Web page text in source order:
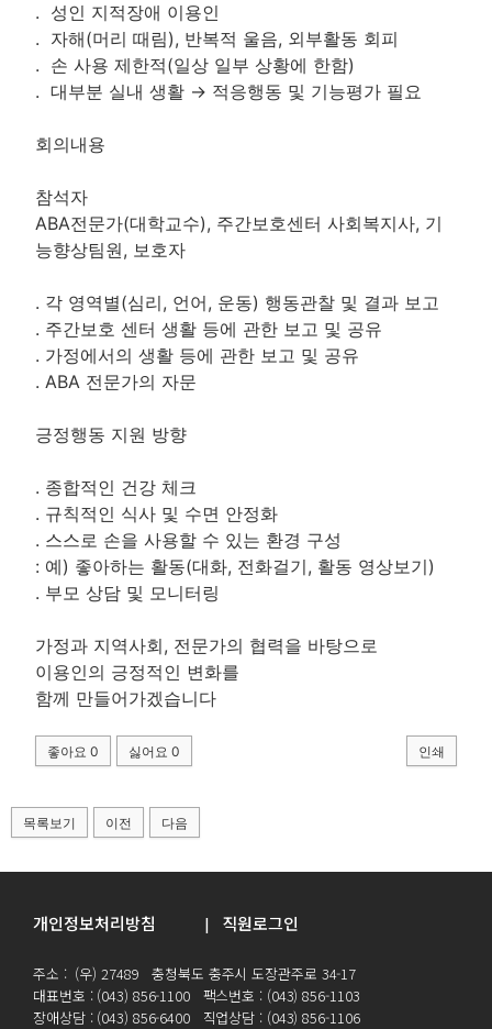
. 성인 지적장애 이용인
. 자해(머리 때림), 반복적 울음, 외부활동 회피
. 손 사용 제한적(일상 일부 상황에 한함)
. 대부분 실내 생활 → 적응행동 및 기능평가 필요
회의내용
참석자
ABA전문가(대학교수), 주간보호센터 사회복지사, 기
능향상팀원, 보호자
. 각 영역별(심리, 언어, 운동) 행동관찰 및 결과 보고
. 주간보호 센터 생활 등에 관한 보고 및 공유
. 가정에서의 생활 등에 관한 보고 및 공유
. ABA 전문가의 자문
긍정행동 지원 방향
. 종합적인 건강 체크
. 규칙적인 식사 및 수면 안정화
. 스스로 손을 사용할 수 있는 환경 구성
: 예) 좋아하는 활동(대화, 전화걸기, 활동 영상보기)
. 부모 상담 및 모니터링
가정과 지역사회, 전문가의 협력을 바탕으로
이용인의 긍정적인 변화를
함께 만들어가겠습니다
좋아요 0 싫어요 0 인쇄
목록보기 이전 다음
개인정보처리방침 | 직원로그인
주소 : (우) 27489 충청북도 충주시 도장관주로 34-17
대표번호 : (043) 856-1100 팩스번호 : (043) 856-1103
장애상담 : (043) 856-6400 직업상담 : (043) 856-1106